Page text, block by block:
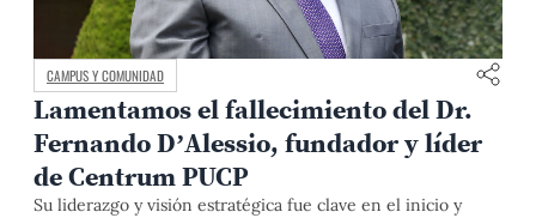
CAMPUS Y COMUNIDAD
Lamentamos el fallecimiento del Dr.
Fernando D’Alessio, fundador y líder
de Centrum PUCP
Su liderazgo y visión estratégica fue clave en el inicio y